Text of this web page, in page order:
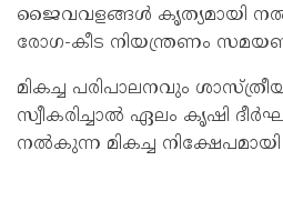
ജൈവവളങ്ങൾ കൃത്യമായി
രോഗ-കീട നിയന്ത്രണം
മികച്ച പരിപാലനവും
സ്വീകരിച്ചാൽ ഏലം കൃഷി
നൽകുന്ന മികച്ച നിക്ഷേപമായി